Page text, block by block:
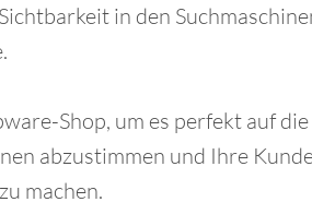
in den
Shop, um es perfekt auf die
abzustimmen und Ihre
machen.